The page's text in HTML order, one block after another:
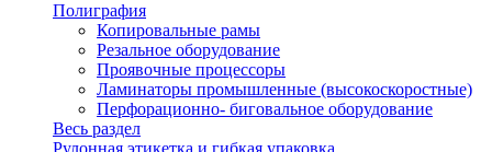
Полиграфия
Копировальные рамы
Резальное оборудование
Проявочные процессоры
Ламинаторы промышленные (высокоскоростные)
Перфорационно- биговальное оборудование
Весь раздел
Рулонная этикетка и гибкая упаковка